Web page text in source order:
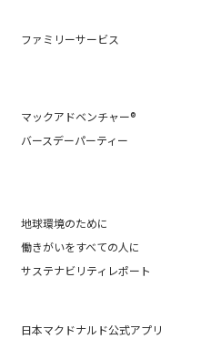
ファミリーサービス
マックアドベンチャー®
バースデーパーティー
地球環境のために
働きがいをすべての人に
サステナビリティレポート
日本マクドナルド公式アプリ